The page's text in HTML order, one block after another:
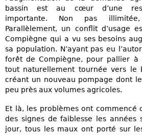
bassin est au cœur d’une
importante. Non pas
Parallèlement, un conflit d’usage
Compiègne qui a vu ses besoins
sa population. N’ayant pas eu
forêt de Compiègne, pour pallier à
tout naturellement tournée vers le
créant un nouveau pompage dont
peu près aux volumes agricoles.
Et là, les problèmes ont commencé
des signes de faiblesse les années
jour, tous les maux ont porté sur